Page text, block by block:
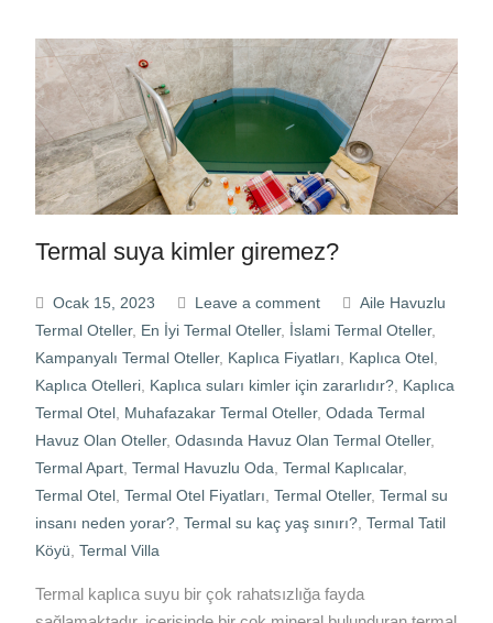
Termal suya kimler giremez?
Ocak 15, 2023 Leave a comment
Aile Havuzlu
Termal Oteller, En İyi Termal Oteller, İslami Termal Oteller,
Kampanyalı Termal Oteller, Kaplıca Fiyatları Kaplıca Otel,
Kaplıca Otelleri, Kaplıca suları kimler için zararlıdır?, Kaplıca
Termal Otel, Muhafazakar Termal Oteller, Odada Termal
Havuz Olan Oteller, Odasında Havuz Olan Termal Oteller,
Termal Apart, Termal Havuzlu Oda Termal Kaplıcalar,
Termal Otel, Termal Otel Fiyatları Termal Oteller, Termal su
insanı neden yorar?, Termal su kaç yaş sınırı?, Termal Tatil
Köyü Termal Villa
Termal kaplıca suyu bir çok rahatsızlığa fayda